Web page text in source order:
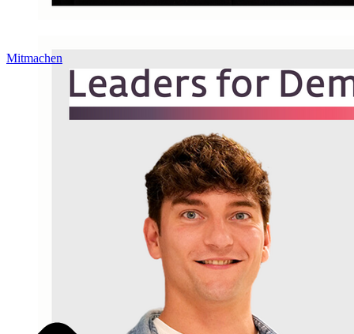
Mitmachen